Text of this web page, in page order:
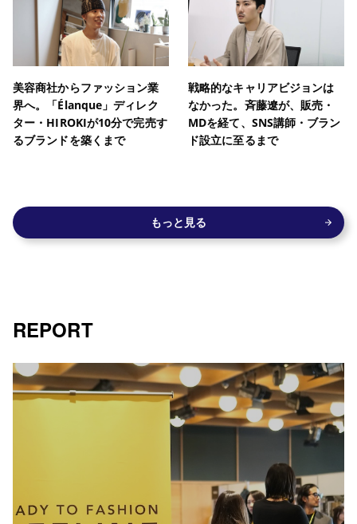
美容商社からファッション業
界へ。「Élanque」ディレク
ター・HIROKIが10分で完売す
るブランドを築くまで
戦略的なキャリアビジョンは
なかった。斉藤遼が、販売・
MDを経て、SNS講師・ブラン
ド設立に至るまで
もっと見る
REPORT